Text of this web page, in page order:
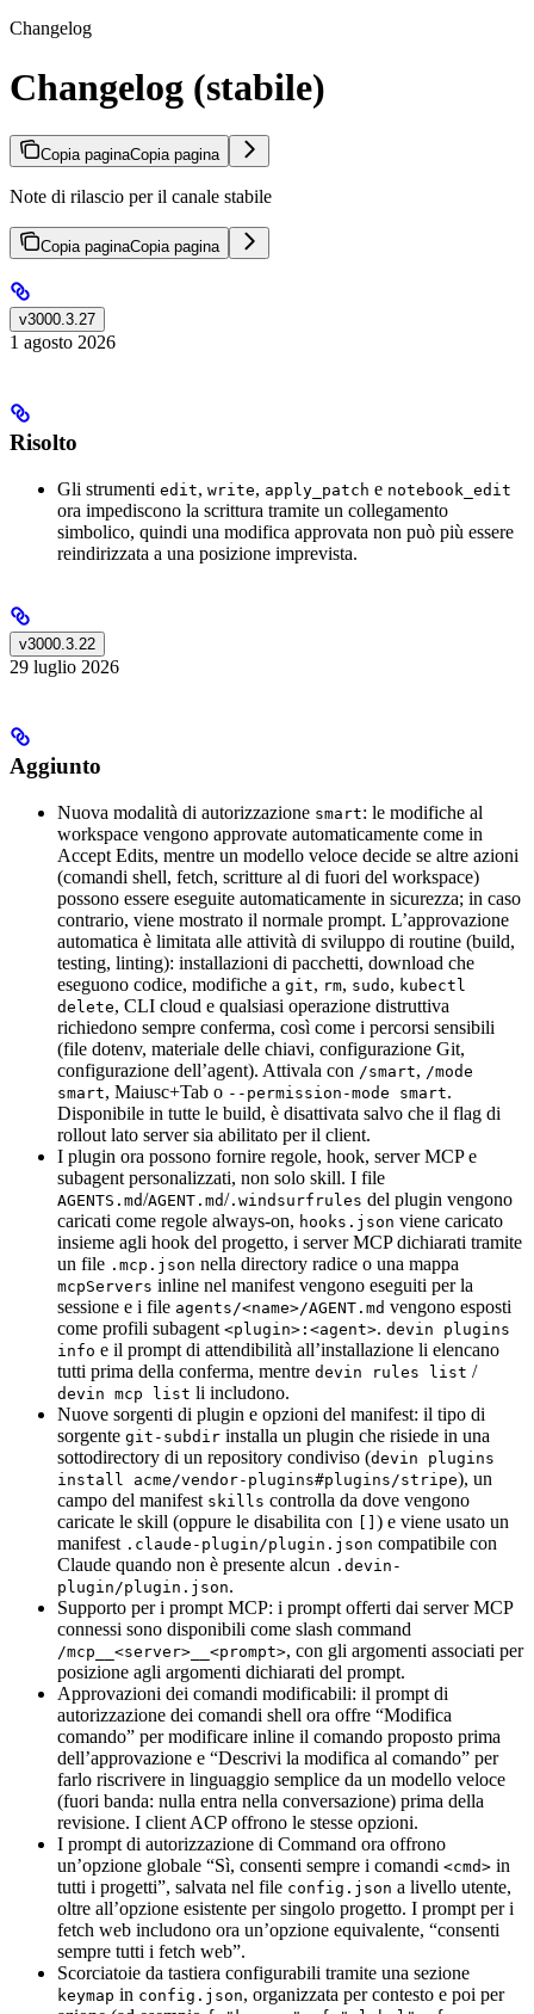
Changelog
Changelog (stabile)
Copia paginaCopia pagina
Note di rilascio per il canale stabile
Copia paginaCopia pagina
v3000.3.27
1 agosto 2026
Risolto
Gli strumenti edit, write, apply_patch e notebook_edit
ora impediscono la scrittura tramite un collegamento
simbolico, quindi una modifica approvata non può più essere
reindirizzata a una posizione imprevista.
v3000.3.22
29 luglio 2026
Aggiunto
Nuova modalità di autorizzazione smart: le modifiche al
workspace vengono approvate automaticamente come in
Accept Edits, mentre un modello veloce decide se altre azioni
(comandi shell, fetch, scritture al di fuori del workspace)
possono essere eseguite automaticamente in sicurezza; in caso
contrario, viene mostrato il normale prompt. L’approvazione
automatica è limitata alle attività di sviluppo di routine (build,
testing, linting): installazioni di pacchetti, download che
eseguono codice, modifiche a git, rm, sudo, kubectl
delete, CLI cloud e qualsiasi operazione distruttiva
richiedono sempre conferma, così come i percorsi sensibili
(file dotenv, materiale delle chiavi, configurazione Git,
configurazione dell’agent). Attivala con /smart, /mode
smart, Maiusc+Tab o --permission-mode smart.
Disponibile in tutte le build, è disattivata salvo che il flag di
rollout lato server sia abilitato per il client.
I plugin ora possono fornire regole, hook, server MCP e
subagent personalizzati, non solo skill. I file
AGENTS.md/AGENT.md/ .windsurfrules del plugin vengono
caricati come regole always-on, hooks.json viene caricato
insieme agli hook del progetto, i server MCP dichiarati tramite
un file .mcp.json nella directory radice o una mappa
mcpServers inline nel manifest vengono eseguiti per la
sessione e i file agents/<name>/AGENT.md vengono esposti
come profili subagent <plugin>:<agent>. devin plugins
info e il prompt di attendibilità all’installazione li elencano
tutti prima della conferma, mentre devin rules list /
devin mcp list li includono.
Nuove sorgenti di plugin e opzioni del manifest: il tipo di
sorgente git-subdir installa un plugin che risiede in una
sottodirectory di un repository condiviso (devin plugins
install acme/vendor-plugins#plugins/stripe), un
campo del manifest skills controlla da dove vengono
caricate le skill (oppure le disabilita con
) e viene usato un
manifest .claude-plugin/plugin.json compatibile con
Claude quando non è presente alcun .devin-
plugin/plugin.json.
Supporto per i prompt MCP: i prompt offerti dai server MCP
connessi sono disponibili come slash command
/mcp__<server>__<prompt>, con gli argomenti associati per
posizione agli argomenti dichiarati del prompt.
Approvazioni dei comandi modificabili: il prompt di
autorizzazione dei comandi shell ora offre “Modifica
comando” per modificare inline il comando proposto prima
dell’approvazione e “Descrivi la modifica al comando” per
farlo riscrivere in linguaggio semplice da un modello veloce
(fuori banda: nulla entra nella conversazione) prima della
revisione. I client ACP offrono le stesse opzioni.
I prompt di autorizzazione di Command ora offrono
un’opzione globale “Sì, consenti sempre i comandi <cmd> in
tutti i progetti”, salvata nel file config.json a livello utente,
oltre all’opzione esistente per singolo progetto. I prompt per i
fetch web includono ora un’opzione equivalente, “consenti
sempre tutti i fetch web”.
Scorciatoie da tastiera configurabili tramite una sezione
keymap in config.json, organizzata per contesto e poi per